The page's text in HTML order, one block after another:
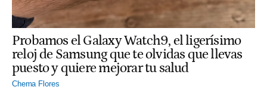
Probamos el Galaxy Watch9, el ligerísimo
reloj de Samsung que te olvidas que llevas
puesto y quiere mejorar tu salud
Chema Flores